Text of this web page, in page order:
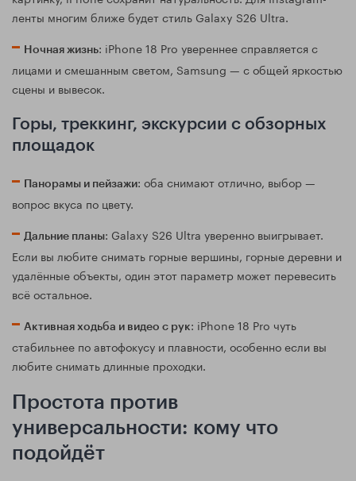
ленты многим ближе будет стиль Galaxy S26 Ultra.
Ночная жизнь: iPhone 18 Pro увереннее справляется с
лицами и смешанным светом, Samsung — с общей яркостью
сцены и вывесок.
Горы, треккинг, экскурсии с обзорных
площадок
Панорамы и пейзажи: оба снимают отлично, выбор —
вопрос вкуса по цвету.
Дальние планы: Galaxy S26 Ultra уверенно выигрывает.
Если вы любите снимать горные вершины, горные деревни и
удалённые объекты, один этот параметр может перевесить
всё остальное.
Активная ходьба и видео с рук: iPhone 18 Pro чуть
стабильнее по автофокусу и плавности, особенно если вы
любите снимать длинные проходки.
Простота против
универсальности: кому что
подойдёт